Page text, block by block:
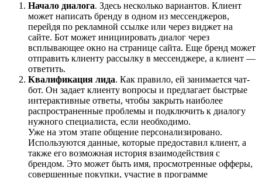
Начало диалога. Здесь несколько вариантов. Клиент
может написать бренду в одном из мессенджеров,
перейдя по рекламной ссылке или через виджет на
сайте. Бот может инициировать диалог через
всплывающее окно на странице сайта. Еще бренд может
отправить клиенту рассылку в мессенджере, а клиент —
ответить.
Квалификация лида. Как правило, ей занимается чат-
бот. Он задает клиенту вопросы и предлагает быстрые
интерактивные ответы, чтобы закрыть наиболее
распространенные проблемы и подключить к диалогу
нужного специалиста, если необходимо.
Уже на этом этапе общение персонализировано.
Используются данные, которые предоставил клиент, а
также его возможная история взаимодействия с
брендом. Это может быть имя, просмотренные офферы,
совершенные покупки, участие в программе